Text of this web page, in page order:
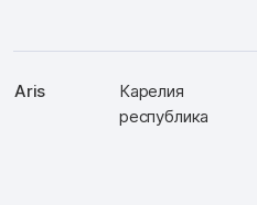
Aris
Карелия
республика